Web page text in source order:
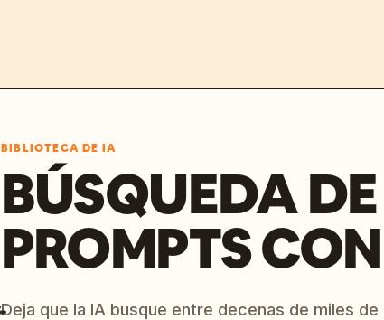
BIBLIOTECA DE IA
BÚSQUEDA DE
PROMPTS
Deja que la IA busque entre decenas de miles de